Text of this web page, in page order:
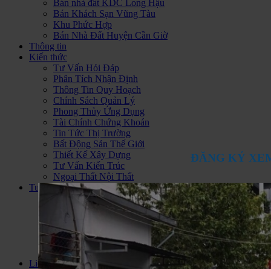
Bán nhà đất KDC Long Hậu
Bán Khách Sạn Vũng Tàu
Khu Phức Hợp
Bán Nhà Đất Huyện Cần Giờ
Thông tin
Kiến thức
Tư Vấn Hỏi Đáp
Phân Tích Nhận Định
Thông Tin Quy Hoạch
Chính Sách Quản Lý
Phong Thủy Ứng Dụng
Tài Chính Chứng Khoán
Tin Tức Thị Trường
Bất Động Sản Thế Giới
Thiết Kế Xây Dựng
Tư Vấn Kiến Trúc
Ngoại Thất Nội Thất
Tuyển dụng
CHIẾN BINH THỜI ĐẠI MỚI - HAPPY PLUS
ĐANG ĐÓN CHÀO NHỮNG
Tuyển nhân viên Seo web BDS
Tuyển Nhân Viên Văn Phòng
Tuyển Nhân Viên Kinh Doanh BDS
Tuyển Nhân Viên Kế Toán
Liên hệ
ĐĂNG KÝ